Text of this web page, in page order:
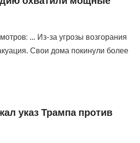
… Из-за угрозы возгорания
Свои дома покинули более
указ Трампа против